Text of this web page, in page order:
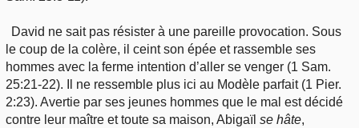
David ne sait pas résister à une pareille provocation. Sous
le coup de la colère, il ceint son épée et rassemble ses
hommes avec la ferme intention d’aller se venger (1 Sam.
25:21-22). Il ne ressemble plus ici au Modèle parfait (1 Pier.
2:23). Avertie par ses jeunes hommes que le mal est décidé
contre leur maître et toute sa maison, Abigaïl se hâte,